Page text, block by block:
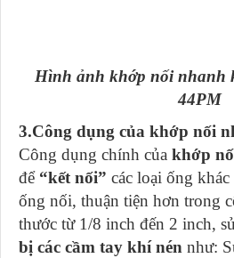
Hình ảnh khớp nối nhanh
44PM
3.Công dụng của khớp nối
Công dụng chính của khớp
để“kết nối” các loại ống
ống nối, thuận tiện hơn trong
thước từ 1/8 inch đến 2 inch,
bị các cầm tay khí nén như: